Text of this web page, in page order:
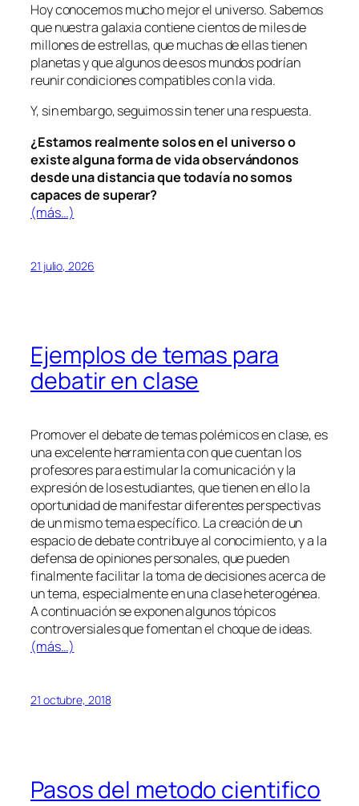
Hoy conocemos mucho mejor el universo. Sabemos
que nuestra galaxia contiene cientos de miles de
millones de estrellas, que muchas de ellas tienen
planetas y que algunos de esos mundos podrían
reunir condiciones compatibles con la vida.
Y, sin embargo, seguimos sin tener una respuesta.
¿Estamos realmente solos en el universo o
existe alguna forma de vida observándonos
desde una distancia que todavía no somos
capaces de superar?
(más…)
21 julio, 2026
Ejemplos de temas para
debatir en clase
Promover el debate de temas polémicos en clase, es
una excelente herramienta con que cuentan los
profesores para estimular la comunicación y la
expresión de los estudiantes, que tienen en ello la
oportunidad de manifestar diferentes perspectivas
de un mismo tema específico. La creación de un
espacio de debate contribuye al conocimiento, y a la
defensa de opiniones personales, que pueden
finalmente facilitar la toma de decisiones acerca de
un tema, especialmente en una clase heterogénea.
A continuación se exponen algunos tópicos
controversiales que fomentan el choque de ideas.
(más…)
21 octubre, 2018
Pasos del metodo cientifico